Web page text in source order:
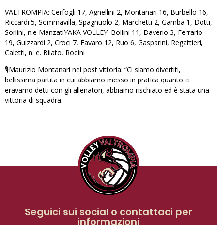
VALTROMPIA: Cerfogli 17, Agnellini 2, Montanari 16, Burbello 16,
Riccardi 5, Sommavilla, Spagnuolo 2, Marchetti 2, Gamba 1, Dotti,
Sorlini, n.e ManzatiYAKA VOLLEY: Bollini 11, Daverio 3, Ferrario
19, Guizzardi 2, Croci 7, Favaro 12, Ruo 6, Gasparini, Regattieri,
Caletti, n. e. Bilato, Rodini
🎙Maurizio Montanari nel post vittoria: “Ci siamo divertiti,
bellissima partita in cui abbiamo messo in pratica quanto ci
eravamo detti con gli allenatori, abbiamo rischiato ed è stata una
vittoria di squadra.
Seguici sui social o contattaci per
informazioni